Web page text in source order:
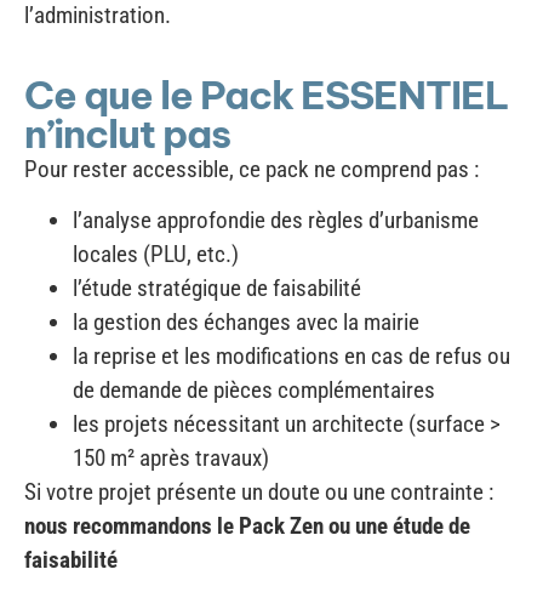
l’administration.
Ce que le Pack ESSENTIEL
n’inclut pas
Pour rester accessible, ce pack ne comprend pas :
l’analyse approfondie des règles d’urbanisme
locales (PLU, etc.)
l’étude stratégique de faisabilité
la gestion des échanges avec la mairie
la reprise et les modifications en cas de refus ou
de demande de pièces complémentaires
les projets nécessitant un architecte (surface >
150 m² après travaux)
Si votre projet présente un doute ou une contrainte :
nous recommandons le Pack Zen ou une étude de
faisabilité